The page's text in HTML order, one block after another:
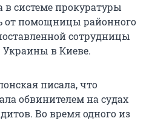
в системе прокуратуры
от помощницы районного
сотрудницы
в Киеве.
писала, что
обвинителем на судах
Во время одного из